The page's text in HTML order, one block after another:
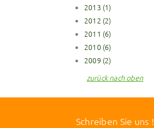
2013 (1)
2012 (2)
2011 (6)
2010 (6)
2009 (2)
zurück nach oben
Schreiben Sie uns !